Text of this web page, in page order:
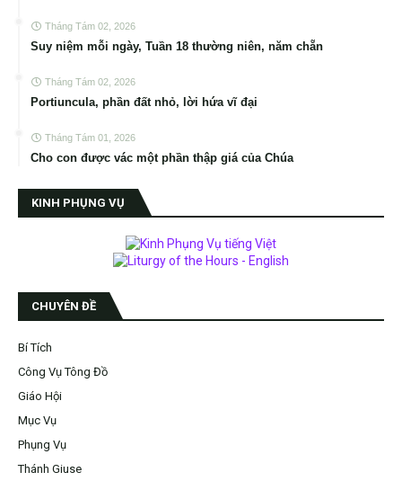
Tháng Tám 02, 2026
Suy niệm mỗi ngày, Tuần 18 thường niên, năm chẵn
Tháng Tám 02, 2026
Portiuncula, phần đất nhỏ, lời hứa vĩ đại
Tháng Tám 01, 2026
Cho con được vác một phần thập giá của Chúa
KINH PHỤNG VỤ
CHUYÊN ĐỀ
Bí Tích
Công Vụ Tông Đồ
Giáo Hội
Mục Vụ
Phụng Vụ
Thánh Giuse